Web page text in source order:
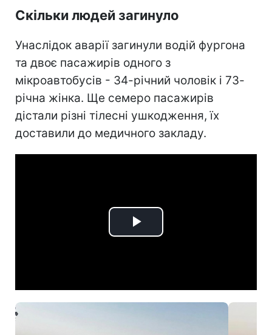
Скільки людей загинуло
Унаслідок аварії загинули водій фургона
та двоє пасажирів одного з
мікроавтобусів - 34-річний чоловік і 73-
річна жінка. Ще семеро пасажирів
дістали різні тілесні ушкодження, їх
доставили до медичного закладу.
Play